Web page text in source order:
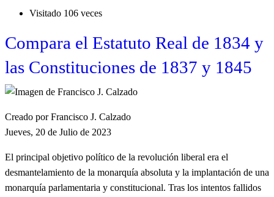
Visitado 106 veces
Compara el Estatuto Real de 1834 y
las Constituciones de 1837 y 1845
Creado por Francisco J. Calzado
Jueves, 20 de Julio de 2023
El principal objetivo político de la revolución liberal era el
desmantelamiento de la monarquía absoluta y la implantación de una
monarquía parlamentaria y constitucional. Tras los intentos fallidos